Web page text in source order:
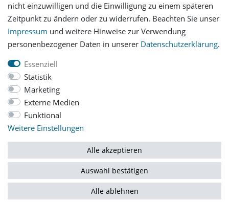
Let's stay connected
Impressum
Barrierefreiheitserklärung
Vertrag widerrufen
© Copyright 2026 | Alle Rechte vorbehalten.
nicht einzuwilligen und die Einwilligung zu einem späteren
Zeitpunkt zu ändern oder zu widerrufen. Beachten Sie unser
Impressum und weitere Hinweise zur Verwendung
personenbezogener Daten in unserer Daten­schutz­erklärung.
Essenziell
Statistik
Marketing
Externe Medien
Funktional
Weitere Einstellungen
Alle akzeptieren
Auswahl bestätigen
Alle ablehnen